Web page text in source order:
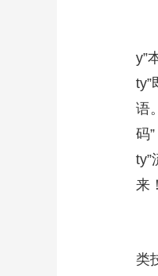
y”
ty”
语
码
ty”
来
类